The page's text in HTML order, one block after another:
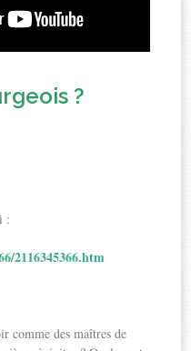
?
:
2116345366.htm
comme des maîtres de